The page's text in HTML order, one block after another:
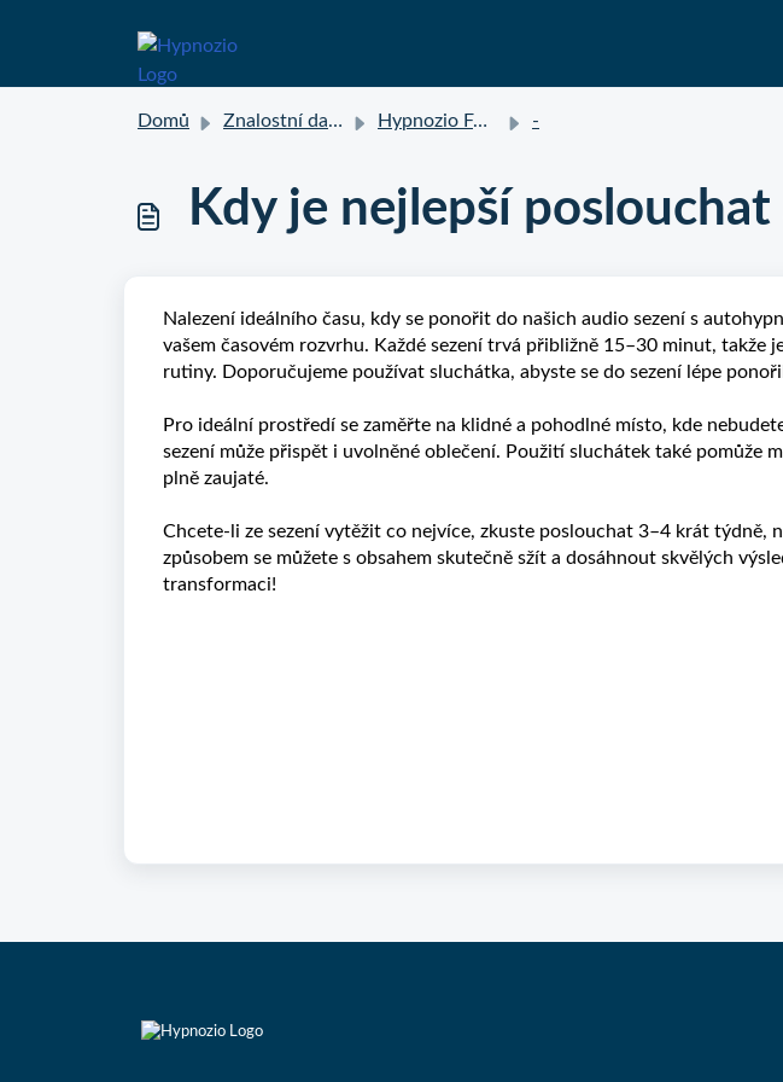
Domů Znalostní databáze Hypnozio FAQ -
Kdy je nejlepší
Nalezení ideálního času, kdy se ponořit do našich audio sezení s
vašem časovém rozvrhu. Každé sezení trvá přibližně 15–30 minut, takže
rutiny. Doporučujeme používat sluchátka, abyste se do sezení lépe
Pro ideální prostředí se zaměřte na klidné a pohodlné místo, kde
sezení může přispět i uvolněné oblečení. Použití sluchátek také pomůže
plně zaujaté.
Chcete-li ze sezení vytěžit co nejvíce, zkuste poslouchat 3–4 krát týdně,
způsobem se můžete s obsahem skutečně sžít a dosáhnout skvělých
transformaci!